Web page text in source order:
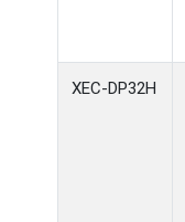
XEC-DP32H